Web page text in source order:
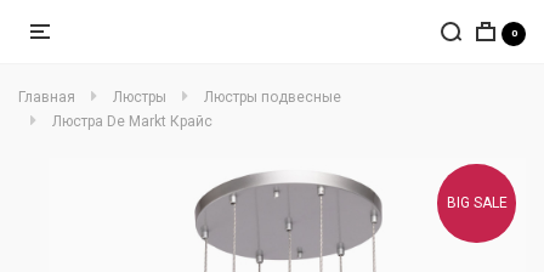
0
Главная Люстры
Люстры подвесные
Люстра De Markt Крайс
BIG SALE